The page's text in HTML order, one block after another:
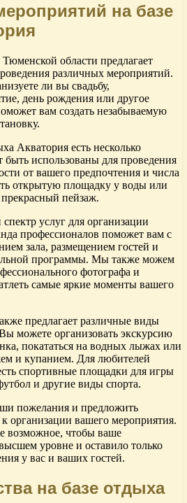
на базе
области предлагает
различных мероприятий.
ли вы свадьбу,
день рождения или другое
вам создать незабываемую
Акватория есть несколько
использованы для проведения
от вашего предпочтения и числа
открытую площадку у воды или
пейзаж.
услуг для организации
профессионалов поможет вам с
зала, размещением гостей и
программы. Мы также можем
фотографа и
самые яркие моменты вашего
предлагает различные виды
можете организовать экскурсию
покататься на водных лыжах или
и купанием. Для любителей
спортивные площадки для игры
и другие виды спорта.
пожелания и предложить
организации вашего мероприятия.
возможное, чтобы ваше
уровне и оставило только
у вас и ваших гостей.
на базе отдыха